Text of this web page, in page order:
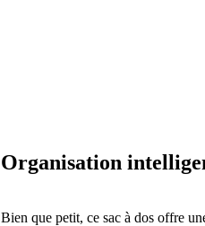
Organisation
Bien que petit, ce sac à dos offre